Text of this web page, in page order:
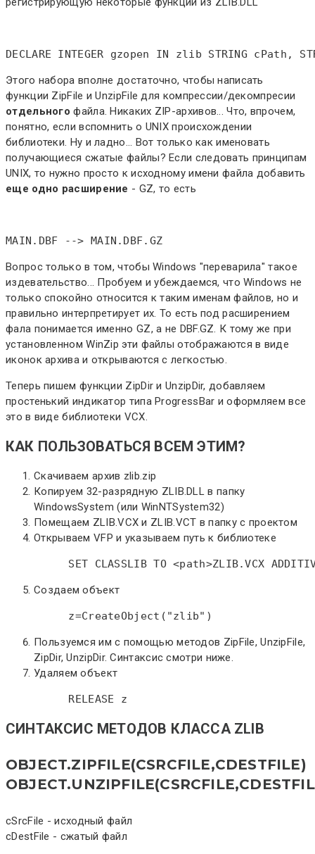
DECLARE INTEGER gzopen IN zlib STRING cPath,
Этого набора вполне достаточно, чтобы написать
функции ZipFile и UnzipFile для компрессии/декомпресии
отдельного файла. Никаких ZIP-архивов... Что, впрочем,
понятно, если вспомнить о UNIX происхождении
библиотеки. Ну и ладно... Вот только как именовать
получающиеся сжатые файлы? Если следовать принципам
UNIX, то нужно просто к исходному имени файла добавить
еще одно расширение - GZ, то есть
MAIN.DBF --> MAIN.DBF.GZ
Вопрос только в том, чтобы Windows "переварила" такое
издевательство... Пробуем и убеждаемся, что Windows не
только спокойно относится к таким именам файлов, но и
правильно интерпретирует их. То есть под расширением
фала понимается именно GZ, а не DBF.GZ. К тому же при
установленном WinZip эти файлы отображаются в виде
иконок архива и открываются с легкостью.
Теперь пишем функции ZipDir и UnzipDir, добавляем
простенький индикатор типа ProgressBar и оформляем все
это в виде библиотеки VCX.
КАК ПОЛЬЗОВАТЬСЯ ВСЕМ ЭТИМ?
Скачиваем архив zlib.zip
Копируем 32-разрядную ZLIB.DLL в папку
WindowsSystem (или WinNTSystem32)
Помещаем ZLIB.VCX и ZLIB.VCT в папку с проектом
Открываем VFP и указываем путь к библиотеке
SET CLASSLIB TO <path>ZLIB.VCX
Создаем объект
z=CreateObject("zlib")
Пользуемся им с помощью методов ZipFile, UnzipFile,
ZipDir, UnzipDir. Синтаксис смотри ниже.
Удаляем объект
RELEASE z
СИНТАКСИС МЕТОДОВ КЛАССА ZLIB
OBJECT.ZIPFILE(CSRCFILE,CDESTFILE)
cSrcFile - исходный файл
cDestFile - сжатый файл